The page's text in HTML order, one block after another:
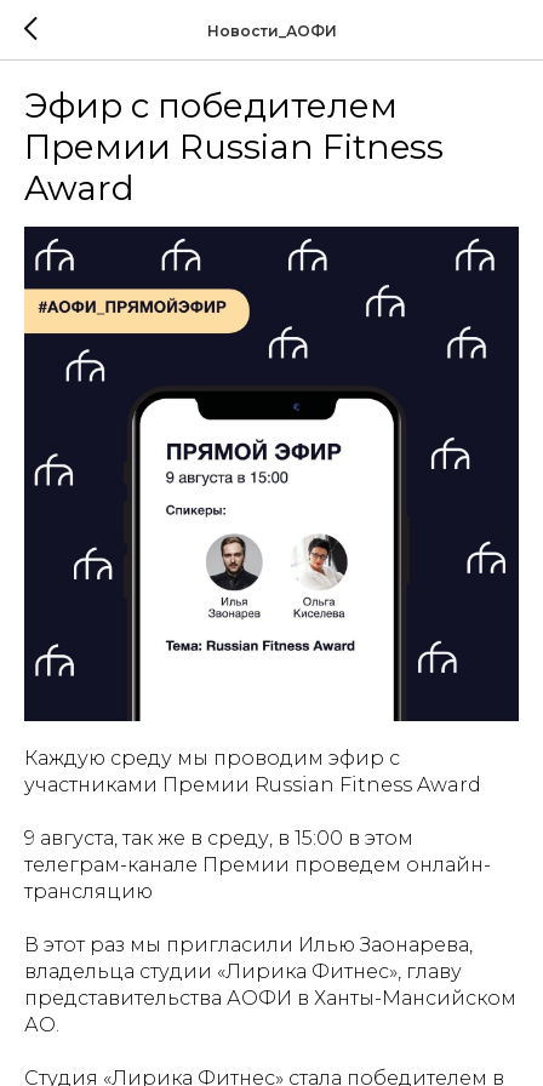
Новости_АОФИ
Эфир с победителем
Премии Russian Fitness
Award
Каждую среду мы проводим эфир с
участниками Премии Russian Fitness Award
9 августа, так же в среду, в 15:00 в этом
телеграм-канале Премии проведем онлайн-
трансляцию
В этот раз мы пригласили Илью Заонарева,
владельца студии «Лирика Фитнес», главу
представительства АОФИ в Ханты-Мансийском
АО.
Студия «Лирика Фитнес» стала победителем в